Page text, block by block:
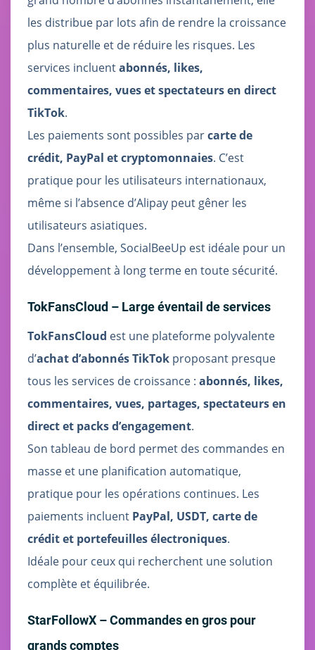
les distribue par lots afin de rendre la croissance
plus naturelle et de réduire les risques. Les
services incluentabonnés, likes,
commentaires, vues et spectateurs en direct
TikTok.
Les paiements sont possibles parcarte de
crédit, PayPal et cryptomonnaies. C’est
pratique pour les utilisateurs internationaux,
même si l’absence d’Alipay peut gêner les
utilisateurs asiatiques.
Dans l’ensemble, SocialBeeUp est idéale pour un
développement à long terme en toute sécurité.
TokFansCloud – Large éventail de services
TokFansCloud est une plateforme polyvalente
d’achat d’abonnés TikTok proposant presque
tous les services de croissance : abonnés, likes,
commentaires, vues, partages, spectateurs en
direct et packs d’engagement.
Son tableau de bord permet des commandes en
masse et une planification automatique,
pratique pour les opérations continues. Les
paiements incluent PayPal, USDT, carte de
crédit et portefeuilles électroniques.
Idéale pour ceux qui recherchent une solution
complète et équilibrée.
StarFollowX – Commandes en gros pour
grands comptes